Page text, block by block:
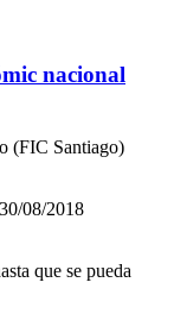
nacional
(FIC Santiago)
08/2018